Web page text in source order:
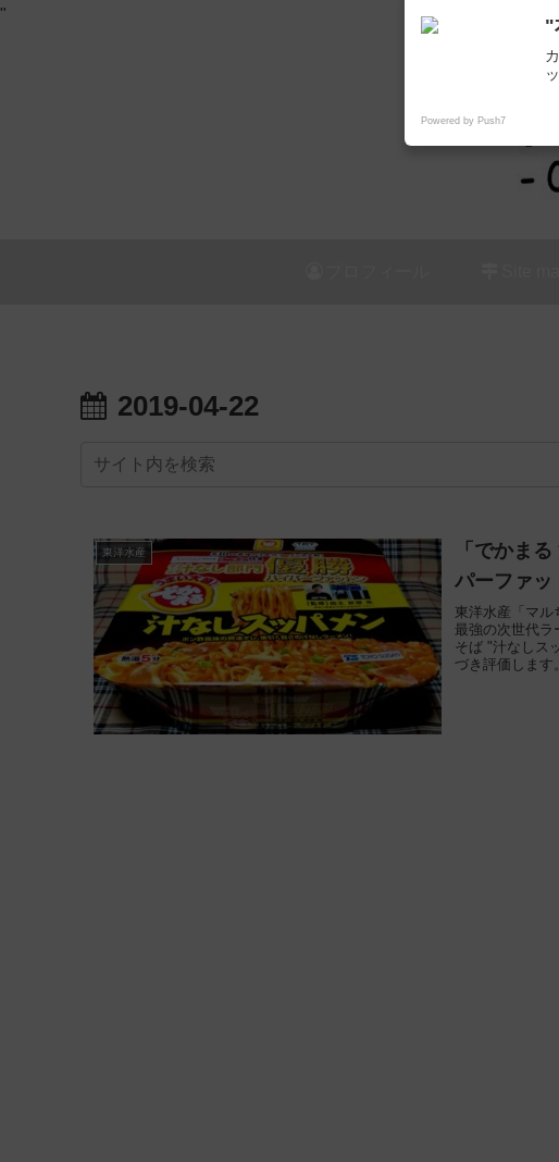
"
2019-04-22
東洋水産
「でかま
パーファッ
東洋水産「マル
最強の次世代ラ
そば "汁なしス
づき評価します。
"
Powered by Push7